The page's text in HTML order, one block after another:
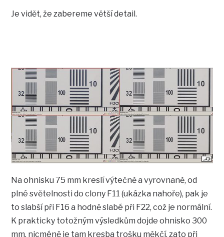
Je vidět, že zabereme větší detail.
Na ohnisku 75 mm kreslí výtečně a vyrovnaně, od
plné světelnosti do clony F11 (ukázka nahoře), pak je
to slabší při F16 a hodně slabé při F22, což je normální.
K prakticky totožným výsledkům dojde ohnisko 300
mm, nicméně je tam kresba trošku měkčí, zato při